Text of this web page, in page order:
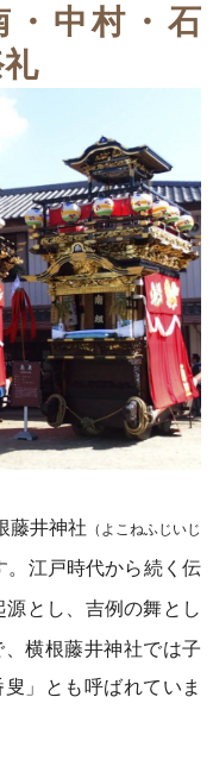
・中村・石
藤井神社 （よこねふじいじ
。江戸時代から続く伝
源とし、吉例の舞とし
横根藤井神社では子
」とも呼ばれていま